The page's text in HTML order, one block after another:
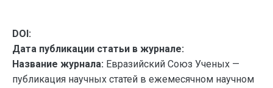
DOI:
Дата публикации статьи в журнале:
Название журнала: Евразийский Союз Ученых —
публикация научных статей в ежемесячном научном